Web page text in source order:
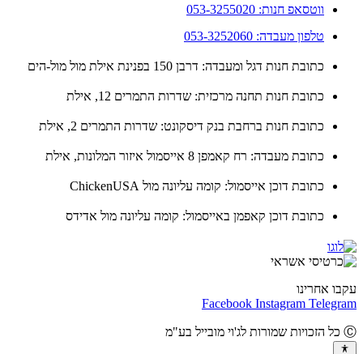
ווטסאפ חנות: 053-3255020
טלפון מעבדה: 053-3252060
כתובת חנות דגל ומעבדה: דרבן 150 בפנינת אילת מול מול-הים
כתובת חנות תחנה מרכזית: שדרות התמרים 12, אילת
כתובת חנות ברחבת בנק דיסקונט: שדרות התמרים 2, אילת
כתובת מעבדה: רח קאמפן 8 אייסמול איזור המלונות, אילת
כתובת דוכן אייסמול: קומה עליונה מול ChickenUSA
כתובת דוכן קאפמן באייסמול: קומה עליונה מול אדידס
אחרינו
Facebook Instagram